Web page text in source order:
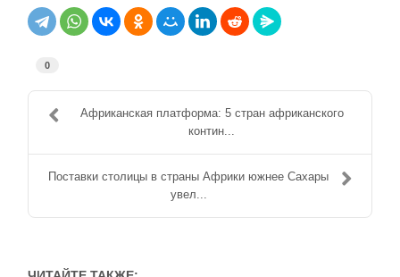
0
Африканская платформа: 5 стран африканского
контин...
Поставки столицы в страны Африки южнее Сахары
увел...